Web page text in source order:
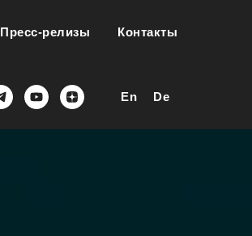
Пресс-релизы Контакты
En De